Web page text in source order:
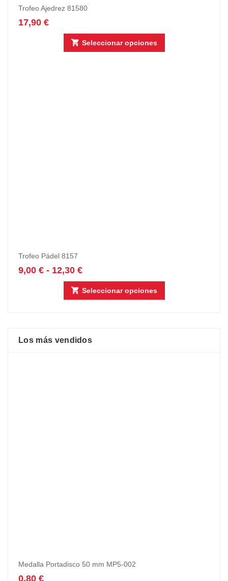
Trofeo Ajedrez 81580
17,90 €
Seleccionar opciones
Trofeo Pádel 8157
9,00 € - 12,30 €
Seleccionar opciones
Los más vendidos
Medalla Portadisco 50 mm MP5-002
0,80 €